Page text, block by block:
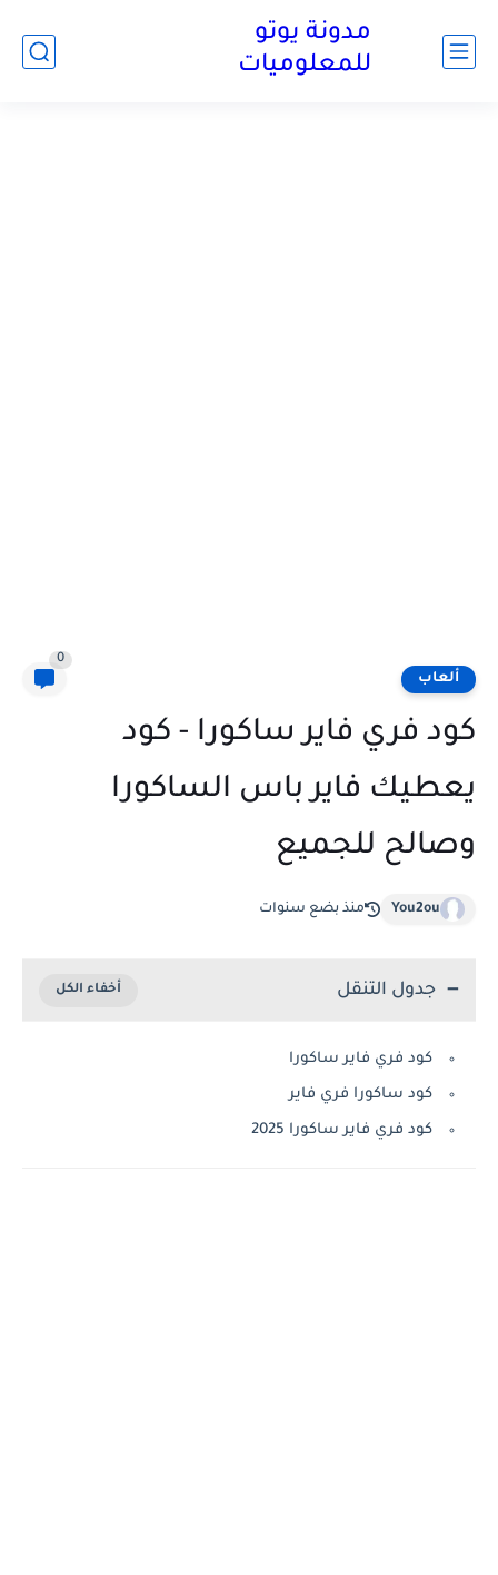
مدونة يوتو
للمعلوميات
ألعاب
0
كود فري فاير ساكورا - كود
يعطيك فاير باس الساكورا
وصالح للجميع
You2ou منذ بضع سنوات
جدول التنقل
كود فري فاير ساكورا
كود ساكورا فري فاير
كود فري فاير ساكورا 2025